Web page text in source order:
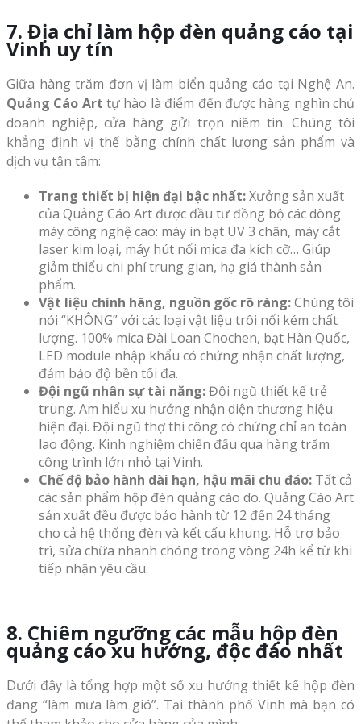
7. Địa chỉ làm hộp đèn quảng cáo tại
Vinh uy tín
Giữa hàng trăm đơn vị làm biển quảng cáo tại Nghệ An.
Quảng Cáo Art tự hào là điểm đến được hàng nghìn chủ
doanh nghiệp, cửa hàng gửi trọn niềm tin. Chúng tôi
khẳng định vị thế bằng chính chất lượng sản phẩm và
dịch vụ tận tâm:
Trang thiết bị hiện đại bậc nhất:Xưởng sản xuất
của Quảng Cáo Art được đầu tư đồng bộ các dòng
máy công nghệ cao: máy in bạt UV 3 chân, máy cắt
laser kim loại, máy hút nổi mica đa kích cỡ… Giúp
giảm thiểu chi phí trung gian, hạ giá thành sản
phẩm.
Vật liệu chính hãng, nguồn gốc rõ ràng:Chúng tôi
nói “KHÔNG” với các loại vật liệu trôi nổi kém chất
lượng. 100% mica Đài Loan Chochen, bạt Hàn Quốc,
LED module nhập khẩu có chứng nhận chất lượng,
đảm bảo độ bền tối đa.
Đội ngũ nhân sự tài năng:Đội ngũ thiết kế trẻ
trung. Am hiểu xu hướng nhận diện thương hiệu
hiện đại. Đội ngũ thợ thi công có chứng chỉ an toàn
lao động. Kinh nghiệm chiến đấu qua hàng trăm
công trình lớn nhỏ tại Vinh.
Chế độ bảo hành dài hạn, hậu mãi chu đáo: Tất cả
các sản phẩm hộp đèn quảng cáo do. Quảng Cáo Art
sản xuất đều được bảo hành từ 12 đến 24 tháng
cho cả hệ thống đèn và kết cấu khung. Hỗ trợ bảo
trì, sửa chữa nhanh chóng trong vòng 24h kể từ khi
tiếp nhận yêu cầu.
8. Chiêm ngưỡng các mẫu hộp đèn
quảng cáo xu hướng, độc đáo nhất
Dưới đây là tổng hợp một số xu hướng thiết kế hộp đèn
đang “làm mưa làm gió”. Tại thành phố Vinh mà bạn có